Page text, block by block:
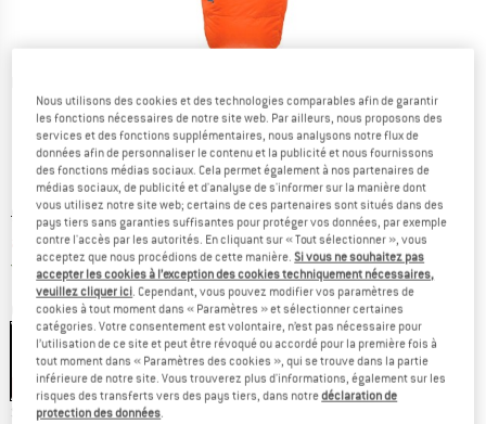
Prix initial :
914,95€
Prix:
à partir de731,96€ TVA incl.
Livraison gratuite(FR)France. Informations sur les frais de
Couleur:Flame
-20 %
Sélectionner taille:
Nous utilisons des cookies et des technologies comparables afin de garantir
les fonctions nécessaires de notre site web. Par ailleurs, nous proposons des
services et des fonctions supplémentaires, nous analysons notre flux de
données afin de personnaliser le contenu et la publicité et nous fournissons
des fonctions médias sociaux. Cela permet également à nos partenaires de
médias sociaux, de publicité et d'analyse de s'informer sur la manière dont
vous utilisez notre site web; certains de ces partenaires sont situés dans des
pays tiers sans garanties suffisantes pour protéger vos données, par exemple
contre l'accès par les autorités. En cliquant sur « Tout sélectionner », vous
acceptez que nous procédions de cette manière.Si vous ne souhaitez pas
accepter les cookies à l’exception des cookies techniquement nécessaires,
veuillez cliquer ici. Cependant, vous pouvez modifier vos paramètres de
cookies à tout moment dans « Paramètres » et sélectionner certaines
catégories. Votre consentement est volontaire, n’est pas nécessaire pour
l’utilisation de ce site et peut être révoqué ou accordé pour la première fois à
tout moment dans « Paramètres des cookies », qui se trouve dans la partie
inférieure de notre site. Vous trouverez plus d'informations, également sur les
risques des transferts vers des pays tiers, dans notredéclaration de
protection des données.